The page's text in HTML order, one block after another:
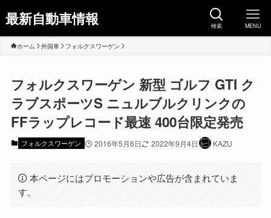
最新自動車情報 検索 MENU
ホーム 外国車 フォルクスワーゲン
フォルクスワーゲン 新型 ゴルフ GTI ク
ラブスポーツS ニュルブルクリンクの
FFラップレコード最速 400台限定発売
フォルクスワーゲン 2016年5月6日 2022年9月4日 KAZU
本ページにはプロモーションや広告が含まれていま
す。